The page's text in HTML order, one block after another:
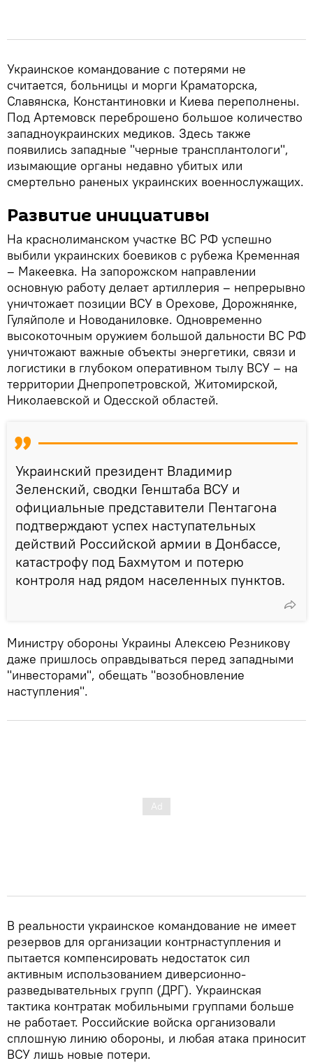
Украинское командование с потерями не
считается, больницы и морги Краматорска,
Славянска, Константиновки и Киева переполнены.
Под Артемовск переброшено большое количество
западноукраинских медиков. Здесь также
появились западные "черные трансплантологи",
изымающие органы недавно убитых или
смертельно раненых украинских военнослужащих.
Развитие инициативы
На краснолиманском участке ВС РФ успешно
выбили украинских боевиков с рубежа Кременная
– Макеевка. На запорожском направлении
основную работу делает артиллерия – непрерывно
уничтожает позиции ВСУ в Орехове, Дорожнянке,
Гуляйполе и Новоданиловке. Одновременно
высокоточным оружием большой дальности ВС РФ
уничтожают важные объекты энергетики, связи и
логистики в глубоком оперативном тылу ВСУ – на
территории Днепропетровской, Житомирской,
Николаевской и Одесской областей.
Украинский президент Владимир
Зеленский, сводки Генштаба ВСУ и
официальные представители Пентагона
подтверждают успех наступательных
действий Российской армии в Донбассе,
катастрофу под Бахмутом и потерю
контроля над рядом населенных пунктов.
Министру обороны Украины Алексею Резникову
даже пришлось оправдываться перед западными
"инвесторами", обещать "возобновление
наступления".
В реальности украинское командование не имеет
резервов для организации контрнаступления и
пытается компенсировать недостаток сил
активным использованием диверсионно-
разведывательных групп (ДРГ). Украинская
тактика контратак мобильными группами больше
не работает. Российские войска организовали
сплошную линию обороны, и любая атака приносит
ВСУ лишь новые потери.